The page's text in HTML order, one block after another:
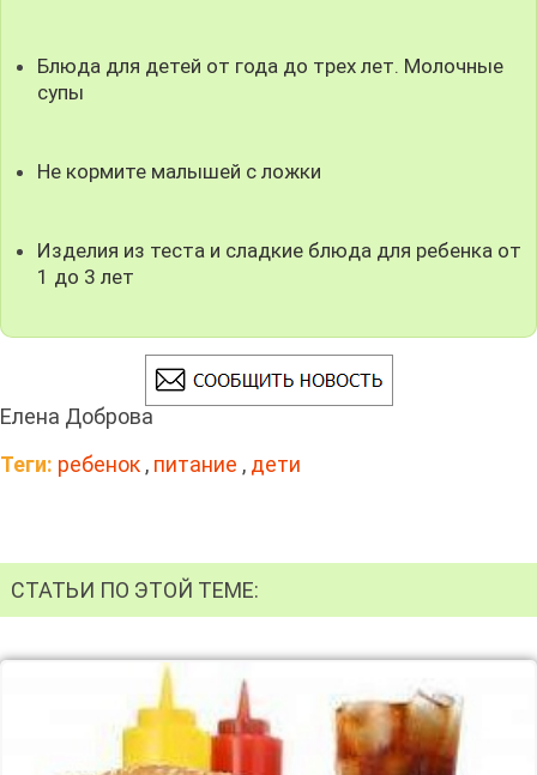
Блюда для детей от года до трех лет. Молочные
супы
Не кормите малышей с ложки
Изделия из теста и сладкие блюда для ребенка от
1 до 3 лет
Елена Доброва
Теги: ребенок , питание , дети
СТАТЬИ ПО ЭТОЙ ТЕМЕ: